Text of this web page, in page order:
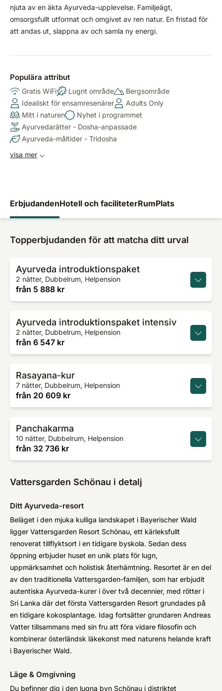
njuta av en äkta Ayurveda-upplevelse. Familjeägt,
omsorgsfullt utformat och omgivet av ren natur. En fristad för
att andas ut, slappna av och samla ny energi.
Populära attribut
Gratis WiFi Lugnt område
Bergsområde
Idealiskt för ensamresenärer
Adults Only
Mitt i naturen
Nyhet i programmet
Ayurvedarätter - Dosha-anpassade
Ayurveda-måltider - Tridosha
visa mer
ErbjudandenHotell och faciliteterRumPlats
Topperbjudanden för att matcha ditt urval
Ayurveda introduktionspaket
2 nätter, Dubbelrum, Helpension
från 5 888 kr
Ayurveda introduktionspaket intensiv
2 nätter, Dubbelrum, Helpension
från 6 547 kr
Rasayana-kur
7 nätter, Dubbelrum, Helpension
från 20 609 kr
Panchakarma
10 nätter, Dubbelrum, Helpension
från 32 736 kr
Vattersgarden Schönau i detalj
Ditt Ayurveda-resort
Beläget i den mjuka kulliga landskapet i Bayerischer Wald
ligger Vattersgarden Resort Schönau, ett kärleksfullt
renoverat tillflyktsort i en tidigare byskola. Sedan dess
öppning erbjuder huset en unik plats för lugn,
uppmärksamhet och holistisk återhämtning. Resortet är en del
av den traditionella Vattersgarden-familjen, som har erbjudit
autentiska Ayurveda-kurer i över två decennier, med rötter i
Sri Lanka där det första Vattersgarden Resort grundades på
en tidigare kokosplantage. Idag fortsätter grundaren Andreas
Vatter tillsammans med sin fru att föra vidare filosofin och
kombinerar österländsk läkekonst med naturens helande kraft
i Bayerischer Wald.
Läge & Omgivning
Du befinner dig i den lugna byn Schönau i distriktet